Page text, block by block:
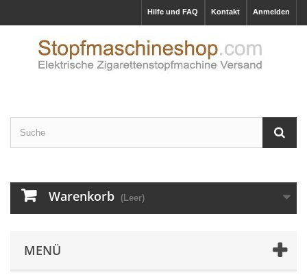
Anmelden
Kontakt
Hilfe und FAQ
Warenkorb (Leer)
MENÜ